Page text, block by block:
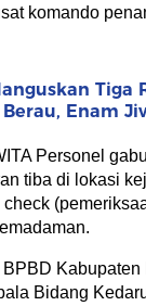
komando
Tiga
Enam
Personel
tiba di lokasi
Kabupaten
Bidang